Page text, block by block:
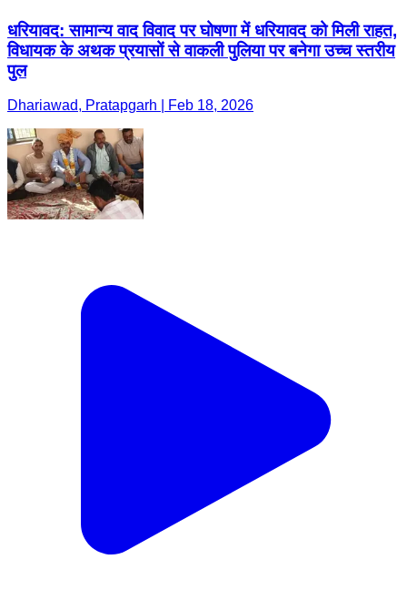
धरियावद: सामान्य वाद विवाद पर घोषणा में धरियावद को मिली राहत,
विधायक के अथक प्रयासों से वाकली पुलिया पर बनेगा उच्च स्तरीय
पुल
Dhariawad, Pratapgarh | Feb 18, 2026